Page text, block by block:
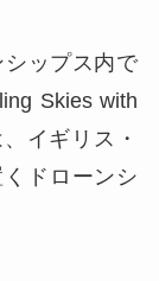
ップス内で
Skies with
イギリス・
ドローンシ